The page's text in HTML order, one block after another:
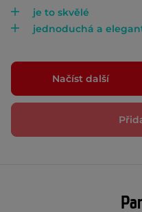
je to skvělé
jednoduchá a
Načíst další